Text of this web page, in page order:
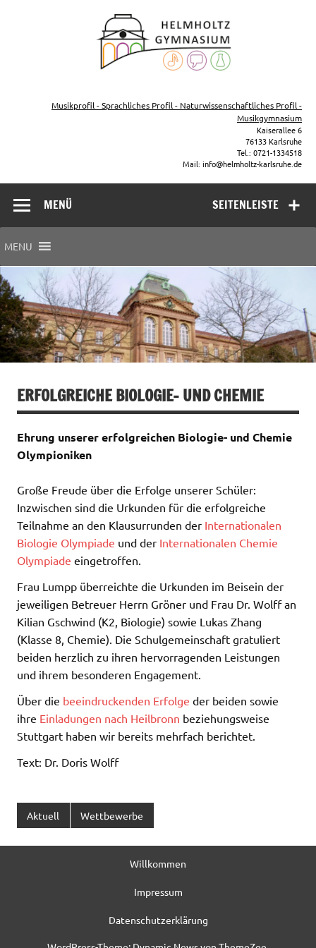
Musikprofil - Sprachliches Profil - Naturwissenschaftliches Profil -
Musikgymnasium
Kaiserallee 6
76133 Karlsruhe
Tel.: 0721-1334518
Mail: info@helmholtz-karlsruhe.de
SEITENLEISTE
MENÜ
MENU
ERFOLGREICHE BIOLOGIE- UND CHEMIE
Ehrung unserer erfolgreichen Biologie- und Chemie
Olympioniken
Große Freude über die Erfolge unserer Schüler:
Inzwischen sind die Urkunden für die erfolgreiche
Teilnahme an den Klausurrunden der Internationalen
Biologie Olympiade und der Internationalen Chemie
Olympiade eingetroffen.
Frau Lumpp überreichte die Urkunden im Beisein der
jeweiligen Betreuer Herrn Gröner und Frau Dr. Wolff an
Kilian Gschwind (K2, Biologie) sowie Lukas Zhang
(Klasse 8, Chemie). Die Schulgemeinschaft gratuliert
beiden herzlich zu ihren hervorragenden Leistungen
und ihrem besonderen Engagement.
Über die beeindruckenden Erfolge der beiden sowie
ihre Einladungen nach Heilbronn beziehungsweise
Stuttgart haben wir bereits mehrfach berichtet.
Text: Dr. Doris Wolff
Aktuell Wettbewerbe
Willkommen
Impressum
Datenschutzerklärung